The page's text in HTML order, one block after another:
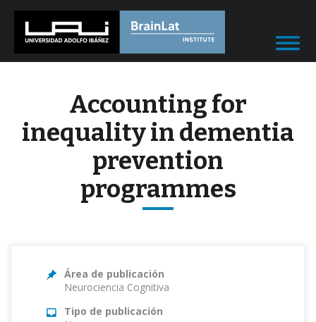
Accounting for
inequality in dementia
prevention
programmes
Área de publicación
Neurociencia Cognitiva
Tipo de publicación